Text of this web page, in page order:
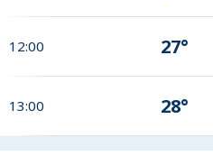
12:00 27°
13:00 28°